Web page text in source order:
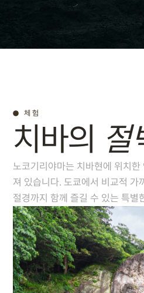
체험
치바의 절
노코기리야마는 치바현에 위치
져 있습니다. 도쿄에서 비교적
절경까지 함께 즐길 수 있는 특별